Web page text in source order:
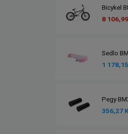
Bicykel
8
Sedlo
1
Pegy
356,27